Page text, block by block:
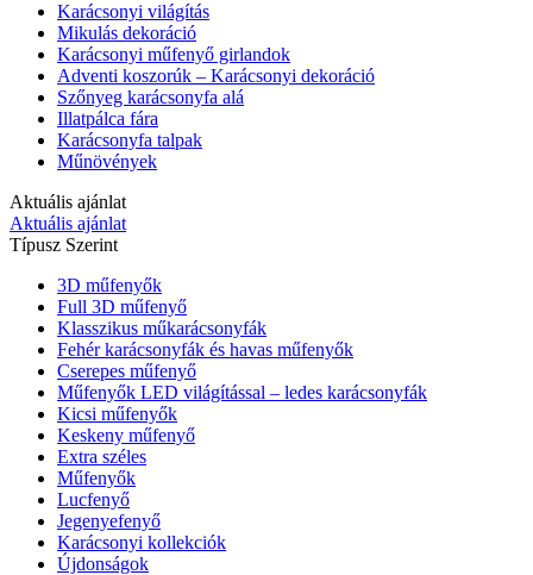
Karácsonyi világítás
Mikulás dekoráció
Karácsonyi műfenyő girlandok
Adventi koszorúk – Karácsonyi dekoráció
Szőnyeg karácsonyfa alá
Illatpálca fára
Karácsonyfa talpak
Műnövények
Aktuális ajánlat
Aktuális ajánlat
Típusz Szerint
3D műfenyők
Full 3D műfenyő
Klasszikus műkarácsonyfák
Fehér karácsonyfák és havas műfenyők
Cserepes műfenyő
Műfenyők LED világítással – ledes karácsonyfák
Kicsi műfenyők
Keskeny műfenyő
Extra széles
Műfenyők
Lucfenyő
Jegenyefenyő
Karácsonyi kollekciók
Újdonságok